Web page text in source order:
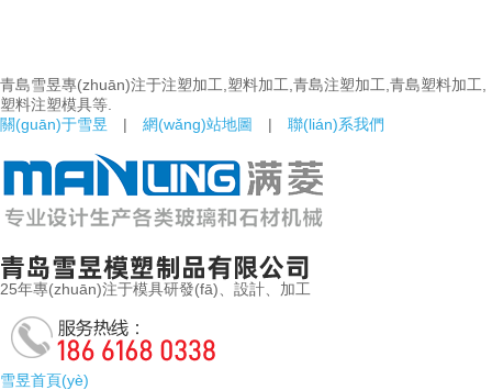
青島雪昱專(zhuān)注于注塑加工,塑料加工,青島注塑加工,青島塑料加工,
塑料注塑模具等.
關(guān)于雪昱 | 網(wǎng)站地圖 | 聯(lián)系我們
25年專(zhuān)注于模具研發(fā)、設計、加工
雪昱首頁(yè)